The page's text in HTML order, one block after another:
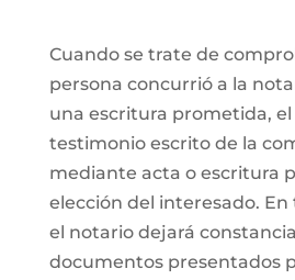
Cuando se trate de
persona concurrió a la
una escritura prometida,
testimonio escrito de la
mediante acta o escritura
elección del interesado. En
el notario dejará
documentos presentados